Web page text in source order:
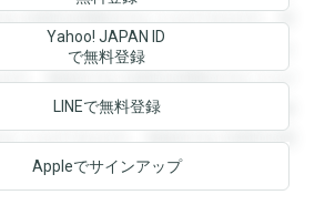
と回答を閲覧することができます。登
ることができます。登録すると回答を
す。登録すると回答を閲覧することが
回答を閲覧することができます。登録
ことができます。登録すると回答を閲
。
Yahoo! JAPAN ID
で無料登録
LINEで無料登録
Appleでサインアップ